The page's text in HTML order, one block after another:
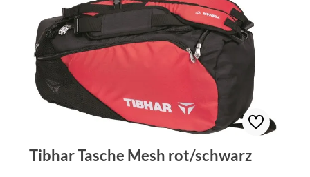
Tibhar Tasche Mesh rot/schwarz